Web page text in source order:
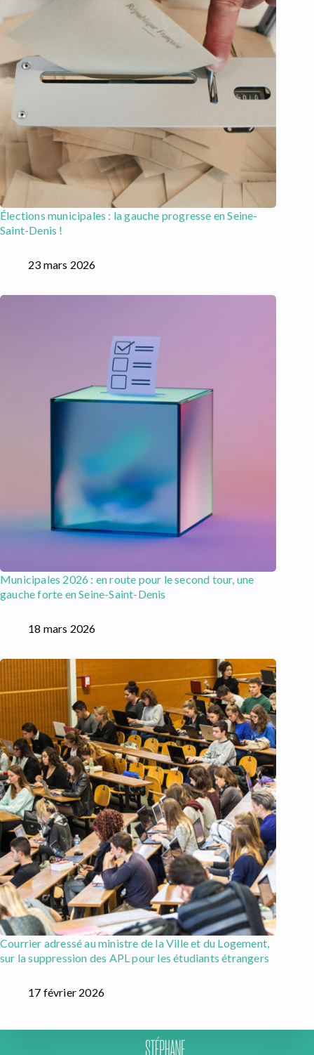
Élections municipales : la gauche progresse en Seine-
Saint-Denis !
23 mars 2026
Municipales 2026 : en route pour le second tour, une
gauche forte en Seine-Saint-Denis
18 mars 2026
Courrier adressé au ministre de la Ville et du Logement,
sur la suppression des APL pour les étudiants étrangers
17 février 2026